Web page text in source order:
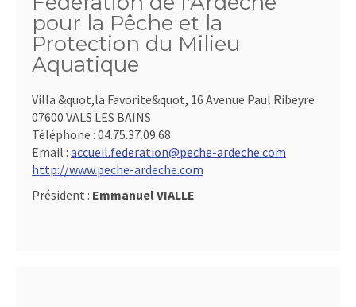
pour la Pêche et la
Protection du Milieu
Aquatique
Villa &quot,la Favorite&quot, 16 Avenue Paul Ribeyre
07600 VALS LES BAINS
Téléphone : 04.75.37.09.68
Email : accueil.federation@peche-ardeche.com
http://www.peche-ardeche.com
Président : Emmanuel VIALLE